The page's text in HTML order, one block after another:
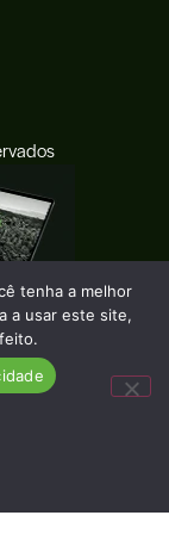
tenha a melhor
a usar este site,